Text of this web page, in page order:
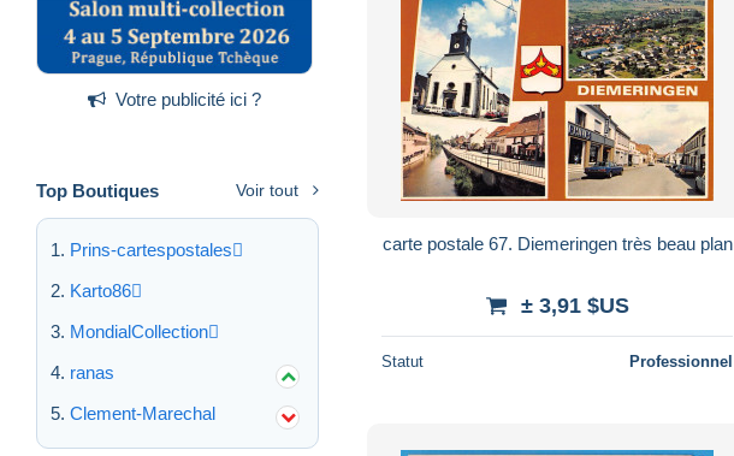
Votre publicité ici ?
Top Boutiques Voir tout
Prins-cartespostales
Karto86
MondialCollection
ranas
Clement-Marechal
carte postale 67. Diemeringen très beau plan
± 3,91 $US
Statut Professionnel